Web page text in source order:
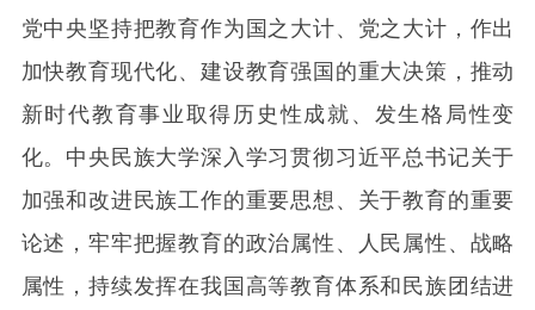
党中央坚持把教育作为国之大计、党之大计，作出
加快教育现代化、建设教育强国的重大决策，推动
新时代教育事业取得历史性成就、发生格局性变
化。中央民族大学深入学习贯彻习近平总书记关于
加强和改进民族工作的重要思想、关于教育的重要
论述，牢牢把握教育的政治属性、人民属性、战略
属性，持续发挥在我国高等教育体系和民族团结进